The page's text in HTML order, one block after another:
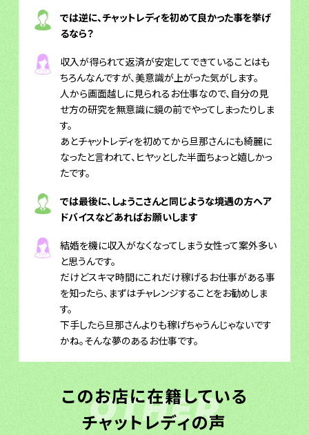
では逆に、チャットレディを初めて良かった事を挙げ
るなら？
収入が得られて返済が安定してできていることはも
ちろんなんですが、美意識が上がった気がします。
人から画面越しに見られるお仕事なので、自分の見
せ方の研究を無意識に鏡の前でやってしまったりしま
す。
あとチャットレディを初めてから旦那さんにも綺麗に
なったと言われて、ヒヤッとした半面ちょっと嬉しかっ
たです。
では最後に、しょうこさんと同じような境遇の方へア
ドバイスなどあればお願いします
結婚を機に収入がなくなってしまう女性って案外多い
と思うんです。
だけどスキマ時間にこれだけ稼げるお仕事がある事
を知ったら、まずはチャレンジすることをお勧めしま
す。
下手したら旦那さんよりも稼げちゃうんじゃないです
かね。そんな夢のあるお仕事です。
このお店に在籍している
チャットレディの声
OTHER